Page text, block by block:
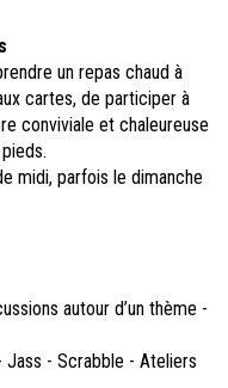
un repas chaud à
cartes, de participer à
conviviale et chaleureuse
midi, parfois le dimanche
autour d’un thème -
Jass - Scrabble - Ateliers